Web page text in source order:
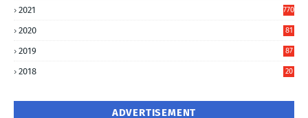
2021 770
2020
81
2019
87
2018
20
ADVERTISEMENT